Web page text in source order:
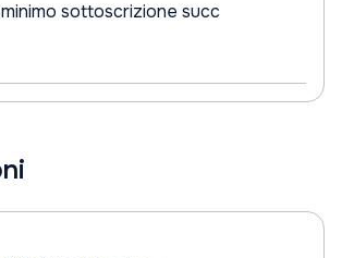
sottoscrizione succ